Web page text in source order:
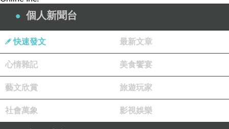
puad&oid=1&osm=league
商品訊息功能
品號：2527842
個人新聞台
快速發文 最新文章
心情雜記 美食饗宴
藝文欣賞 旅遊玩家
社會萬象 影視娛樂